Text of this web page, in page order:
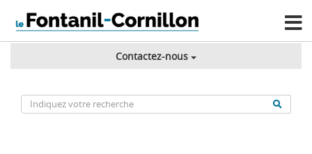
Contactez-nous